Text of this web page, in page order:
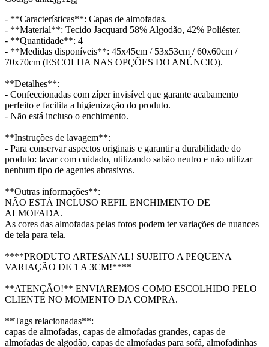
- **Características**: Capas de almofadas.
- **Material**: Tecido Jacquard 58% Algodão, 42% Poliéster.
- **Quantidade**: 4
- **Medidas disponíveis**: 45x45cm / 53x53cm / 60x60cm /
70x70cm (ESCOLHA NAS OPÇÕES DO ANÚNCIO).
**Detalhes**:
- Confeccionadas com zíper invisível que garante acabamento
perfeito e facilita a higienização do produto.
- Não está incluso o enchimento.
**Instruções de lavagem**:
- Para conservar aspectos originais e garantir a durabilidade do
produto: lavar com cuidado, utilizando sabão neutro e não utilizar
nenhum tipo de agentes abrasivos.
**Outras informações**:
NÃO ESTÁ INCLUSO REFIL ENCHIMENTO DE
ALMOFADA.
As cores das almofadas pelas fotos podem ter variações de nuances
de tela para tela.
****PRODUTO ARTESANAL! SUJEITO A PEQUENA
VARIAÇÃO DE 1 A 3CM!****
**ATENÇÃO!** ENVIAREMOS COMO ESCOLHIDO PELO
CLIENTE NO MOMENTO DA COMPRA.
**Tags relacionadas**:
capas de almofadas, capas de almofadas grandes, capas de
almofadas de algodão, capas de almofadas para sofá, almofadinhas